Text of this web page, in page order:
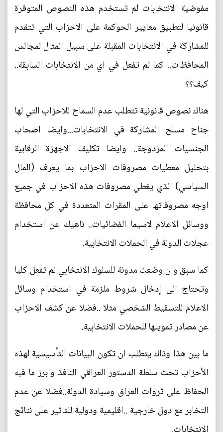
مفوضية الانتخابات لم تستخدم هذه النصوص المتوفرة
قانونيا لتطبيق معايير الحوكمة على الاحزاب التي تتقدم
للمشاركة في الانتخابات المقبلة على سبيل المثال لمجالس
المحافظات.. كما لم تفعل في اي من الانتخابات السابقة..
كيف؟؟
هناك نصوص قانونية تتطلب عدم السماح للاحزاب التي لها
جناح مسلح المشاركة في الانتخابات...وايضا اصحاب
الجنسيات المزدوجة.. وايضا تكليف الاجهزة الرقابية
بتحليل معطيات مصروفات الاحزاب بما يعرف (المال
السياسي) الذي يغطي مصروفات هذه الاحزاب في جميع
اوجه مصروفاتها على المقرات المتعددة في كل محافظة
ووسائل الاعلام لاسيما الفضائيات.. ناهيك عن استخدام
عجلات الدولة في الحملات الانتخابية.
كما سبق وان وضعت مدونة للسلوك الانتخابي لم تفعل كليا
وتحتاج الى إدخال شروط ملزمة في استخدام وسائل
الاعلام للتسقيط الشخصي مثلا ..فضلا عن كشف الاحزاب
عن مصادر تمويلها للحملات الانتخابية.
ما بين هذا وذاك يتطلب ان تكون البيانات التأسيسية لهذه
الأحزاب تحت سلطة الدستور العراقي النافذ وابرز ما فبه
الحفاظ على ثروات العراق وسيادة الدولة..فضلا عن عدم
التخابر مع دول خارجية ..اقليمية ودولية للتاثير على نتائج